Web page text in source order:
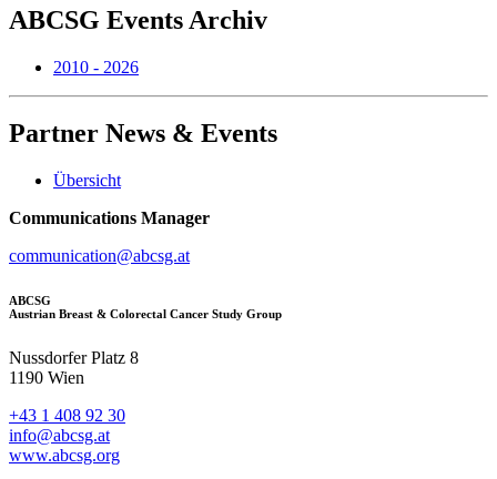
ABCSG Events Archiv
2010 - 2026
Partner News & Events
Übersicht
Communications Manager
communication@abcsg.at
ABCSG
Austrian Breast & Colorectal Cancer Study Group
Nussdorfer Platz 8
1190 Wien
+43 1 408 92 30
info@abcsg.at
www.abcsg.org